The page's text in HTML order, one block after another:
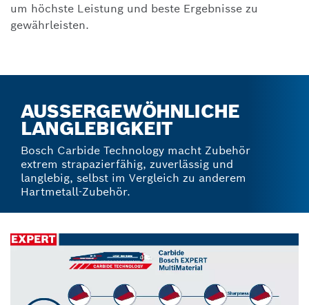
um höchste Leistung und beste Ergebnisse zu
gewährleisten.
AUSSERGEWÖHNLICHE L
ANGLEBIGKEIT
Bosch Carbide Technology macht Zubehör
extrem strapazierfähig, zuverlässig und
langlebig, selbst im Vergleich zu anderem
Hartmetall-Zubehör.